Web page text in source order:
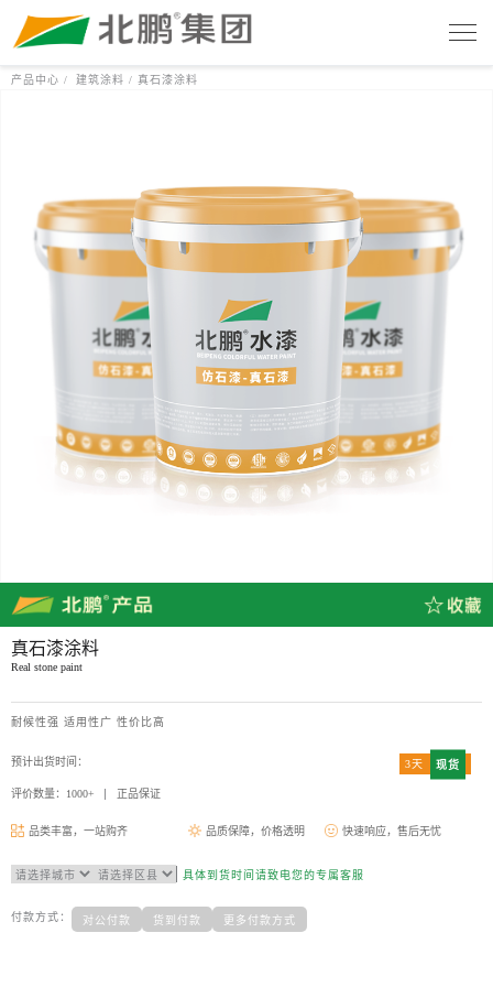
产品中心 / 建筑涂料 / 真石漆涂料
真石漆涂料
Real stone paint
耐候性强 适用性广 性价比高
预计出货时间： 3天 现货
评价数量：1000+ 正品保证
品类丰富，一站购齐 品质保障，价格透明 快速响应，售后无忧
具体到货时间请致电您的专属客服
付款方式： 对公付款 货到付款 更多付款方式